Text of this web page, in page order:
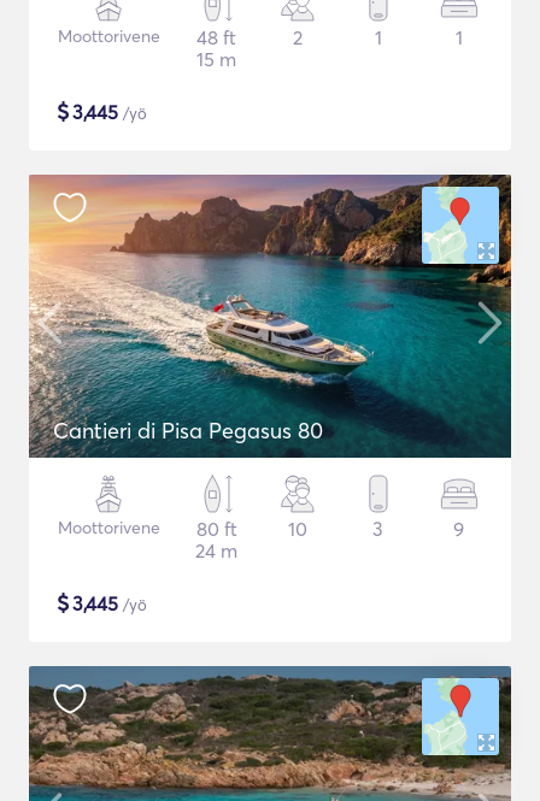
Moottorivene
48 ft
15 m
2 1 1
$3,445 /yö
Cantieri di Pisa Pegasus 80
Moottorivene
80 ft
24 m
10 3 9
$3,445 /yö